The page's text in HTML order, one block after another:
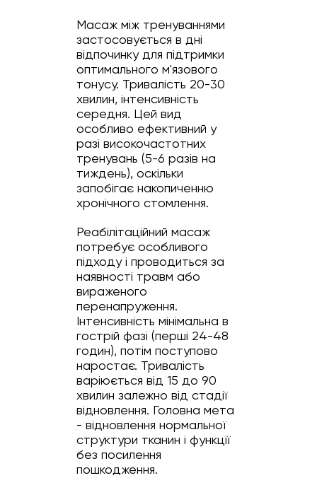
Масаж між тренуваннями
застосовується в дні
відпочинку для підтримки
оптимального м'язового
тонусу. Тривалість 20-30
хвилин, інтенсивність
середня. Цей вид
особливо ефективний у
разі високочастотних
тренувань (5-6 разів на
тиждень), оскільки
запобігає накопиченню
хронічного стомлення.
Реабілітаційний масаж
потребує особливого
підходу і проводиться за
наявності травм або
вираженого
перенапруження.
Інтенсивність мінімальна в
гострій фазі (перші 24-48
годин), потім поступово
наростає. Тривалість
варіюється від 15 до 90
хвилин залежно від стадії
відновлення. Головна мета
- відновлення нормальної
структури тканин і функції
без посилення
пошкодження.